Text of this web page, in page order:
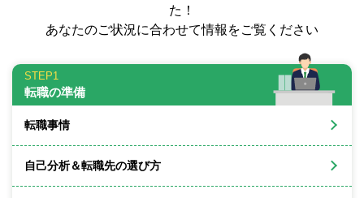
た！
あなたのご状況に合わせて情報をご覧ください
STEP1
転職の準備
転職事情
自己分析＆転職先の選び方